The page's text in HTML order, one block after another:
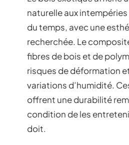
naturelle aux
du temps, avec une
recherchée. Le
fibres de bois et de
risques de déformation
variations d’humidité.
offrent une durabilité
condition de les
doit.